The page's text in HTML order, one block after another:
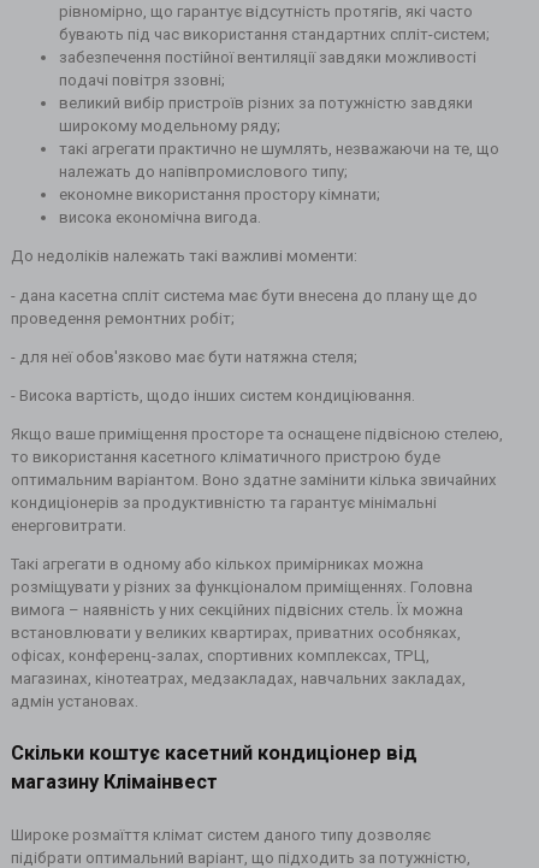
рівномірно, що гарантує відсутність протягів, які часто
бувають під час використання стандартних спліт-систем;
забезпечення постійної вентиляції завдяки можливості
подачі повітря ззовні;
великий вибір пристроїв різних за потужністю завдяки
широкому модельному ряду;
такі агрегати практично не шумлять, незважаючи на те, що
належать до напівпромислового типу;
економне використання простору кімнати;
висока економічна вигода.
До недоліків належать такі важливі моменти:
- дана касетна спліт система має бути внесена до плану ще до
проведення ремонтних робіт;
- для неї обов'язково має бути натяжна стеля;
- Висока вартість, щодо інших систем кондиціювання.
Якщо ваше приміщення просторе та оснащене підвісною стелею,
то використання касетного кліматичного пристрою буде
оптимальним варіантом. Воно здатне замінити кілька звичайних
кондиціонерів за продуктивністю та гарантує мінімальні
енерговитрати.
Такі агрегати в одному або кількох примірниках можна
розміщувати у різних за функціоналом приміщеннях. Головна
вимога – наявність у них секційних підвісних стель. Їх можна
встановлювати у великих квартирах, приватних особняках,
офісах, конференц-залах, спортивних комплексах, ТРЦ,
магазинах, кінотеатрах, медзакладах, навчальних закладах,
адмін установах.
Скільки коштує касетний кондиціонер від
магазину Клімаінвест
Широке розмаїття клімат систем даного типу дозволяє
підібрати оптимальний варіант, що підходить за потужністю,